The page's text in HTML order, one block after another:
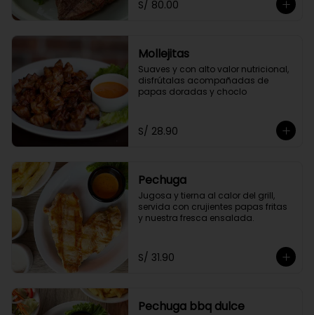
S/ 80.00
Mollejitas
Suaves y con alto valor nutricional,
disfrútalas acompañadas de
papas doradas y choclo
S/ 28.90
Pechuga
Jugosa y tierna al calor del grill,
servida con crujientes papas fritas
y nuestra fresca ensalada.
S/ 31.90
Pechuga bbq dulce